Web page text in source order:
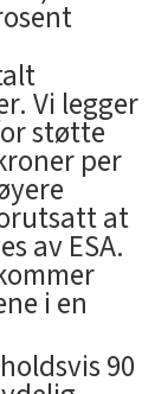
Vi legger
støtte
per
at
av ESA.
i en
90